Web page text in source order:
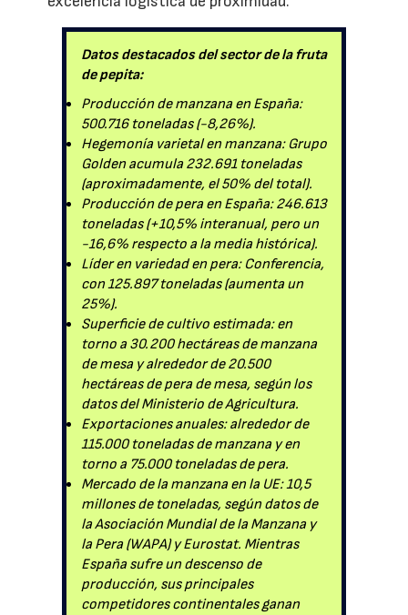
Datos destacados del sector de la fruta
de pepita:
Producción de manzana en España:
500.716 toneladas (-8,26%).
Hegemonía varietal en manzana: Grupo
Golden acumula 232.691 toneladas
(aproximadamente, el 50% del total).
Producción de pera en España: 246.613
toneladas (+10,5% interanual, pero un
-16,6% respecto a la media histórica).
Líder en variedad en pera: Conferencia,
con 125.897 toneladas (aumenta un
25%).
Superficie de cultivo estimada: en
torno a 30.200 hectáreas de manzana
de mesa y alrededor de 20.500
hectáreas de pera de mesa, según los
datos del Ministerio de Agricultura.
Exportaciones anuales: alrededor de
115.000 toneladas de manzana y en
torno a 75.000 toneladas de pera.
Mercado de la manzana en la UE: 10,5
millones de toneladas, según datos de
la Asociación Mundial de la Manzana y
la Pera (WAPA) y Eurostat. Mientras
España sufre un descenso de
producción, sus principales
competidores continentales ganan